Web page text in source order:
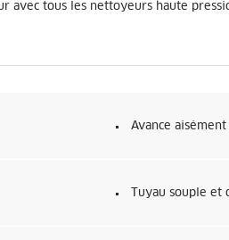
tous les nettoyeurs haute
Avance
Tuyau souple